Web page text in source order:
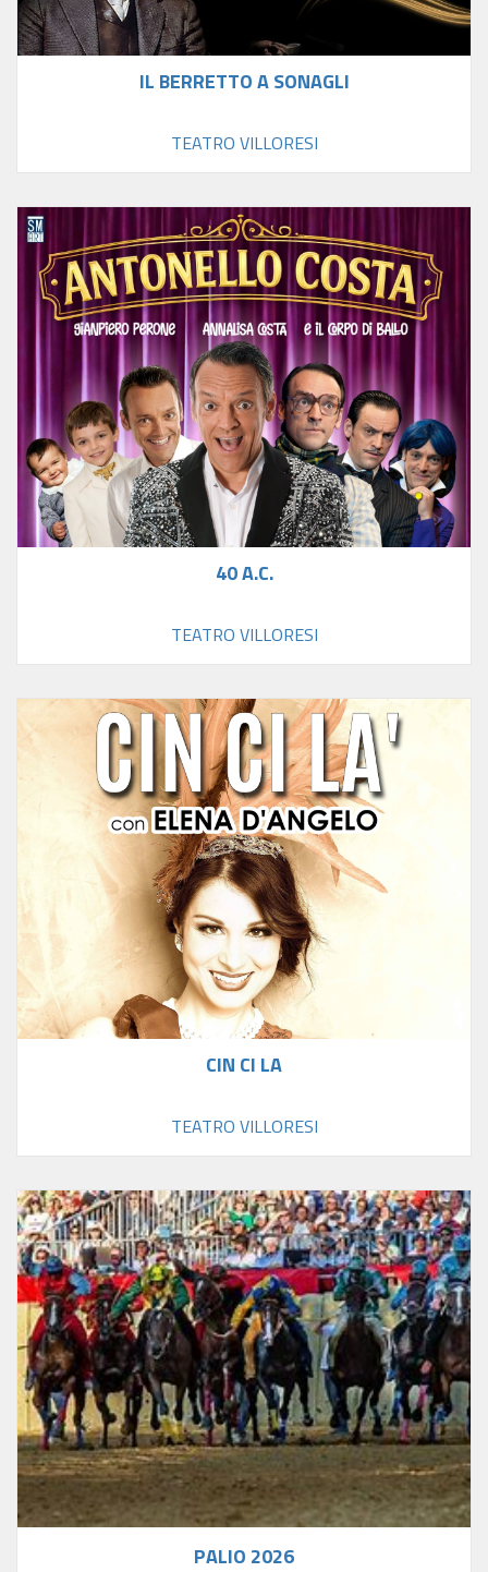
IL BERRETTO A SONAGLI
TEATRO VILLORESI
40 A.C.
TEATRO VILLORESI
CIN CI LA
TEATRO VILLORESI
PALIO 2026